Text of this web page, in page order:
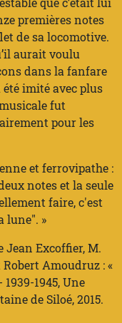
premières notes
de sa locomotive.
aurait voulu
dans la fanfare
imité avec plus
fut
pour les
et ferrovipathe :
notes et la seule
faire, c'est
lune". »
Jean Excoffier, M.
Robert Amoudruz : «
1945, Une
de Siloé, 2015.